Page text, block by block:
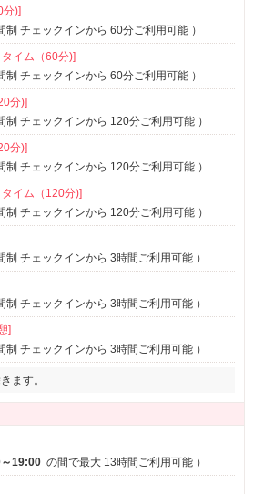
分)]
制 チェックインから 60分ご利用可能 ）
イム（60分)]
制 チェックインから 60分ご利用可能 ）
分)]
制 チェックインから 120分ご利用可能 ）
分)]
制 チェックインから 120分ご利用可能 ）
イム（120分)]
制 チェックインから 120分ご利用可能 ）
制 チェックインから 3時間ご利用可能 ）
制 チェックインから 3時間ご利用可能 ）
]
制 チェックインから 3時間ご利用可能 ）
ます。
19:00 の間で最大 13時間ご利用可能 ）